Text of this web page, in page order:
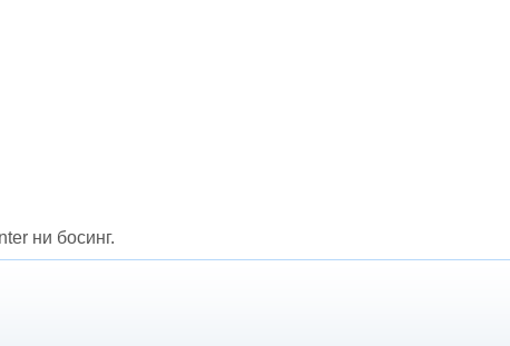
ни босинг.